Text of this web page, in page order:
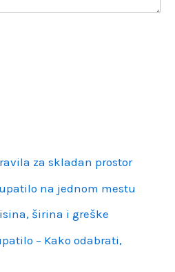
za skladan prostor
na jednom mestu
širina i greške
– Kako odabrati,